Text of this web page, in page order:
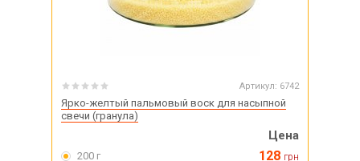
Артикул: 6742
Ярко-желтый пальмовый воск для насыпной
свечи (гранула)
Цена
200 г 128 грн